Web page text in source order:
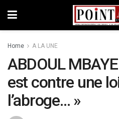
Home A LA UNE
ABDOUL
est contre une
l’abroge… »